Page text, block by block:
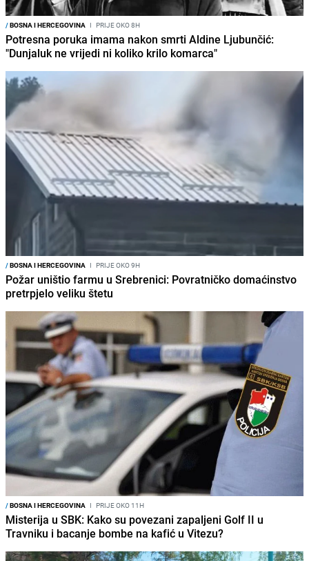
/BOSNA I HERCEGOVINA I PRIJE OKO 8H
Potresna poruka imama nakon smrti Aldine Ljubunčić:
"Dunjaluk ne vrijedi ni koliko krilo komarca"
/BOSNA I HERCEGOVINA I PRIJE OKO 9H
Požar uništio farmu u Srebrenici: Povratničko domaćinstvo
pretrpjelo veliku štetu
/BOSNA I HERCEGOVINA I PRIJE OKO 11H
Misterija u SBK: Kako su povezani zapaljeni Golf II u
Travniku i bacanje bombe na kafić u Vitezu?